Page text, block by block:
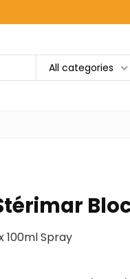
All categories
100ml Spray